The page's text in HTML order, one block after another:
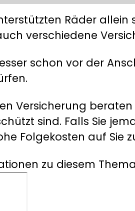
Räder
verschiedene
schon vor der
Versicherung
sind. Falls Sie
Folgekosten auf Sie
zu diesem